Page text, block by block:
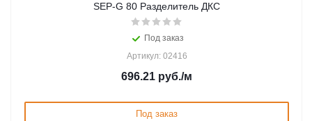
SEP-G 80 Разделитель ДКС
Под заказ
Артикул: 02416
696.21 руб./м
Под заказ